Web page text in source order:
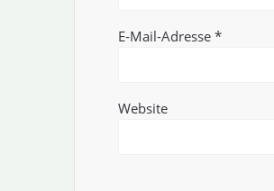
E-Mail-Adresse*
Website